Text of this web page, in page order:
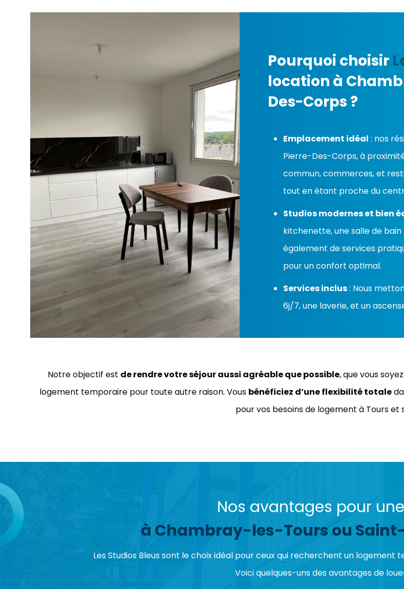
Pourquoi choisir
location à
Des-Corps ?
Emplacement idéal : nos
Pierre-Des-Corps, à
commun, commerces, et
tout en étant proche du
Studios modernes et bien
kitchenette, une salle de
également de services
pour un confort optimal.
Services inclus: Nous
6j/7, une laverie, et un
Notre objectif est de rendre votre séjour aussi agréable que possible, que vous
logement temporaire pour toute autre raison. Vous bénéficiez d’une flexibilité totale
pour vos besoins de logement à Tours et
Nos avantages pour
à Chambray-les-Tours ou
Les Studios Bleus sont le choix idéal pour ceux qui recherchent un logement
Voici quelques-uns des avantages de